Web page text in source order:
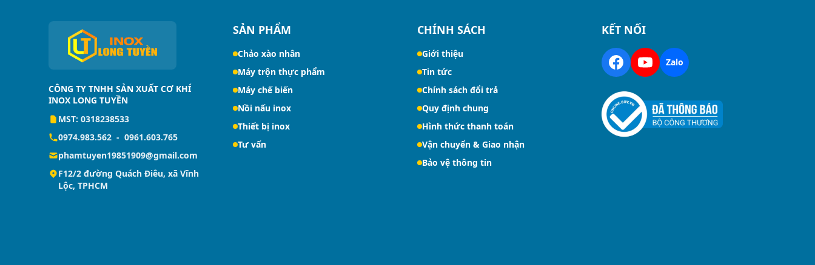
CÔNG TY TNHH SẢN XUẤT CƠ KHÍ
INOX LONG TUYỀN
MST: 0318238533
0974.983.562 - 0961.603.765
phamtuyen19851909@gmail.com
F12/2 đường Quách Điêu, xã Vĩnh
Lộc, TPHCM
SẢN PHẨM
Chảo xào nhân
Máy trộn thực phẩm
Máy chế biến
Nồi nấu inox
Thiết bị inox
Tư vấn
CHÍNH SÁCH
Giới thiệu
Tin tức
Chính sách đổi trả
Quy định chung
Hình thức thanh toán
Vận chuyển & Giao nhận
Bảo vệ thông tin
KẾT NỐI
Zalo